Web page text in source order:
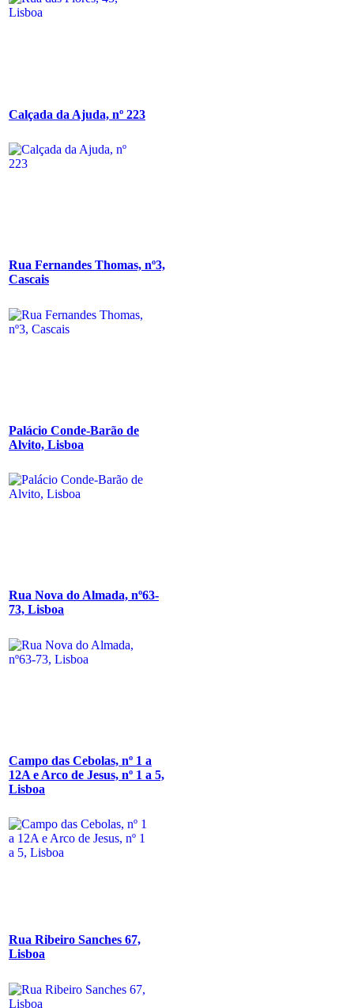
Calçada da Ajuda, nº 223
Rua Fernandes Thomas, nº3,
Cascais
Palácio Conde-Barão de
Alvito, Lisboa
Rua Nova do Almada, nº63-
73, Lisboa
Campo das Cebolas, nº 1 a
12A e Arco de Jesus, nº 1 a 5,
Lisboa
Rua Ribeiro Sanches 67,
Lisboa